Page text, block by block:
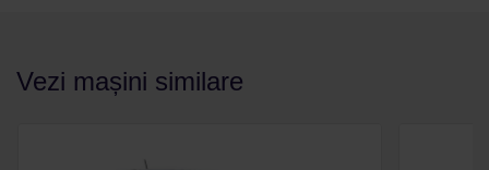
Vezi mașini similare